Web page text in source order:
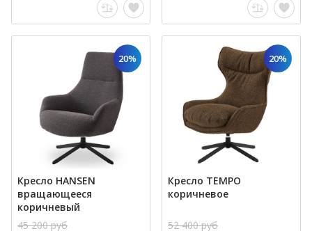
20%
Кресло HANSEN
вращающееся
коричневый
45 200 руб
20%
Кресло TEMPO
коричневое
52 400 руб